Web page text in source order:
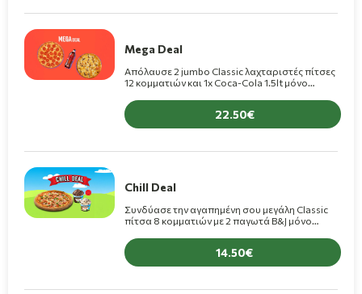
Mega Deal
Απόλαυσε 2 jumbo Classic λαχταριστές πίτσες
12 κομματιών και 1x Coca-Cola 1.5lt μόνο
22.50
Chill Deal
Συνδύασε την αγαπημένη σου μεγάλη Classic
πίτσα 8 κομματιών με 2 παγωτά B&J μόνο
14.50